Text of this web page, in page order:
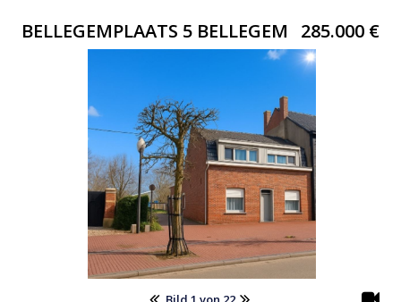
BELLEGEMPLAATS 5 BELLEGEM 285.000 €